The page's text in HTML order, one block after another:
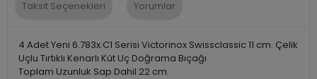
Taksit Seçenekleri Yorumlar
4 Adet Yeni 6.783x.C1 Serisi Victorinox Swissclassic 11 cm. Çelik
Uçlu Tırtıklı Kenarlı Küt Uç Doğrama Bıçağı
Toplam Uzunluk Sap Dahil 22 cm.